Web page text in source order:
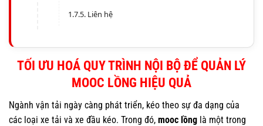
Liên hệ
TỐI ƯU HOÁ QUY TRÌNH NỘI BỘ ĐỂ QUẢN LÝ
MOOC LỒNG HIỆU QUẢ
Ngành vận tải ngày càng phát triển, kéo theo sự đa dạng của
các loại xe tải và xe đầu kéo. Trong đó, mooc lồng là một trong